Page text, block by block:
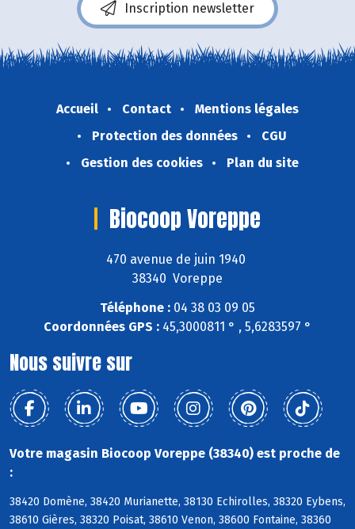
Inscription newsletter
Accueil Contact
Mentions légales
Protection des données
CGU
Gestion des cookies
Plan du site
Biocoop Voreppe
470 avenue de juin 1940
38340 Voreppe
Téléphone : 04 38 03 09 05
Coordonnées GPS : 45,3000811 ° , 5,6283597 °
Nous suivre sur
Votre magasin Biocoop Voreppe (38340) est proche de
:
38420 Domène, 38420 Murianette, 38130 Echirolles, 38320 Eybens,
38610 Gières, 38320 Poisat, 38610 Venon, 38600 Fontaine, 38360